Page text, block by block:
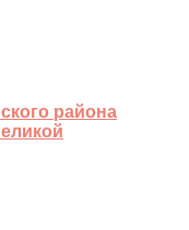
района